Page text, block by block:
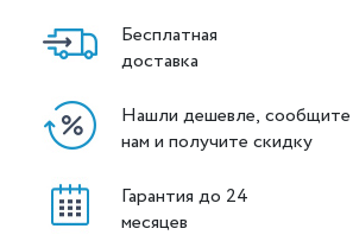
Бесплатная
доставка
Нашли дешевле, сообщите
нам и получите скидку
Гарантия до 24
месяцев